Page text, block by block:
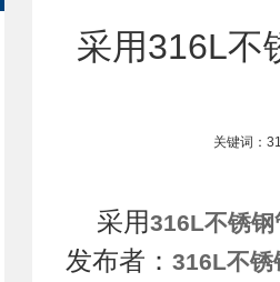
采用316L不
关键词：
采用316L不锈钢
发布者： 316L不锈